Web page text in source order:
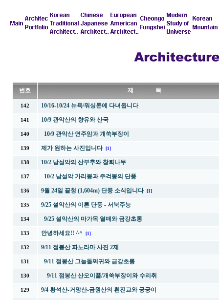
번호 제 목
142 10/16-10/24 뉴욕/워싱톤에 다녀옵니다
141 10/9 관악산의 향유와 산국
140 10/9 관악산 연주암과 개쑥부장이
139 제가 원하는 사진입니다 [1]
138 10/2 남설악의 산부추와 참회나무
137 10/2 남설악 가리봉과 주걱봉의 단풍
136 9월 24일 끝청 (1,604m) 단풍 소식입니다 [1]
135 9/25 설악산의 이른 단풍 - 서북주능
134 9/25 설악산의 마가목 열매와 금강초롱
133 안녕하세요!! ^^ [1]
132 9/11 점봉산 파노라마 사진 2제
131 9/11 점봉산 그늘돌쩌귀와 금강초롱
130 9/11 점봉산 산오이풀/개쑥부장이와 수리취
129 9/4 황석산-거망산-금원산의 흰진교와 궁궁이